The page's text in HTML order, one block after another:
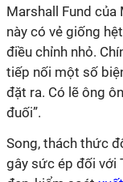
Marshall Fund của
này có vẻ giống
điều chỉnh nhỏ.
tiếp nối một số
đặt ra. Có lẽ ông
đuối”.
Song, thách thức
gây sức ép đối với